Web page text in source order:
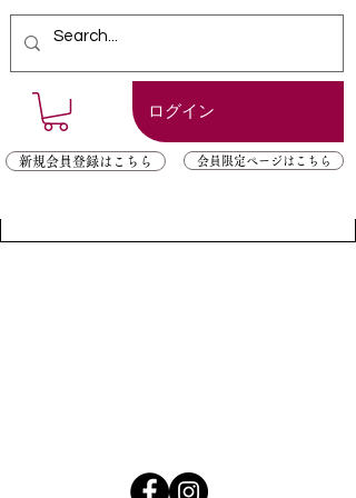
ログイン
新規会員登録はこちら 会員限定ページはこちら